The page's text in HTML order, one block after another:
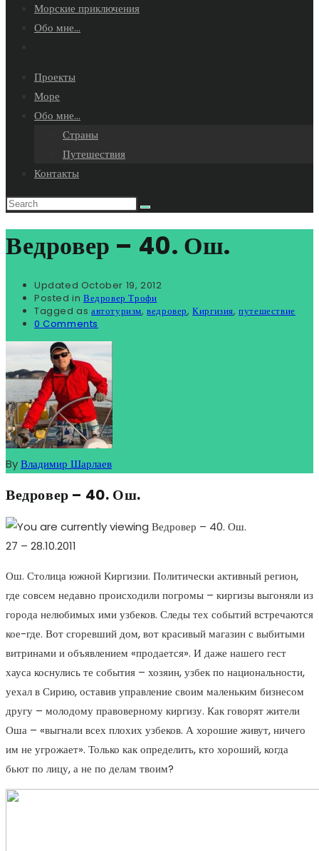
Морские приключения
Обо мне…
search
Проекты
Море
Обо мне…
Страны
Путешествия
Контакты
Ведровер – 40. Ош.
Updated October 19, 2012
Posted in Ведровер Трофи
Tagged as автотуризм,ведровер,Киргизия,путешествие
0 Comments
ByВладимир Шарлаев
Ведровер – 40. Ош.
27 – 28.10.2011
Ош. Столица южной Киргизии. Политически активный регион,
где совсем недавно происходили погромы – киргизы выгоняли из
города нелюбимых ими узбеков. Следы тех событий встречаются
кое-где. Вот сгоревший дом, вот красивый магазин с выбитыми
витринами и объявлением «продается». И даже нашего гест
хауса коснулись те события – хозяин, узбек по национальности,
уехал в Сирию, оставив управление своим маленьким бизнесом
другу – молодому правоверному киргизу. Как говорят жители
Оша – «выгнали всех плохих узбеков. А хорошие живут, ничего
им не угрожает». Только как определить, кто хороший, когда
бьют по лицу, а не по делам твоим?